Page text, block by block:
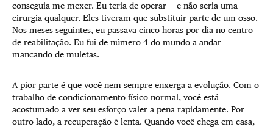
conseguia me mexer. Eu teria de operar — e não seria uma
cirurgia qualquer. Eles tiveram que substituir parte de um osso.
Nos meses seguintes, eu passava cinco horas por dia no centro
de reabilitação. Eu fui de número 4 do mundo a andar
mancando de muletas.
A pior parte é que você nem sempre enxerga a evolução. Com o
trabalho de condicionamento físico normal, você está
acostumado a ver seu esforço valer a pena rapidamente. Por
outro lado, a recuperação é lenta. Quando você chega em casa,